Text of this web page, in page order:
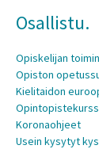
Osallistu.
Opiskelijan
Opiston
Kielitaidon
Koronaohjeet
Usein kysytyt